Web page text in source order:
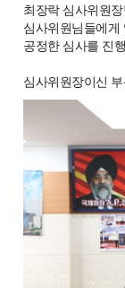
최장락 심사위원
심사위원님들에게
공정한 심사를 진
심사위원장이신